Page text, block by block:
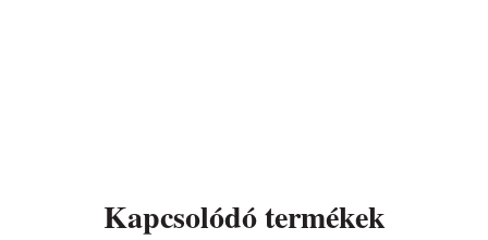
Kapcsolódó termékek